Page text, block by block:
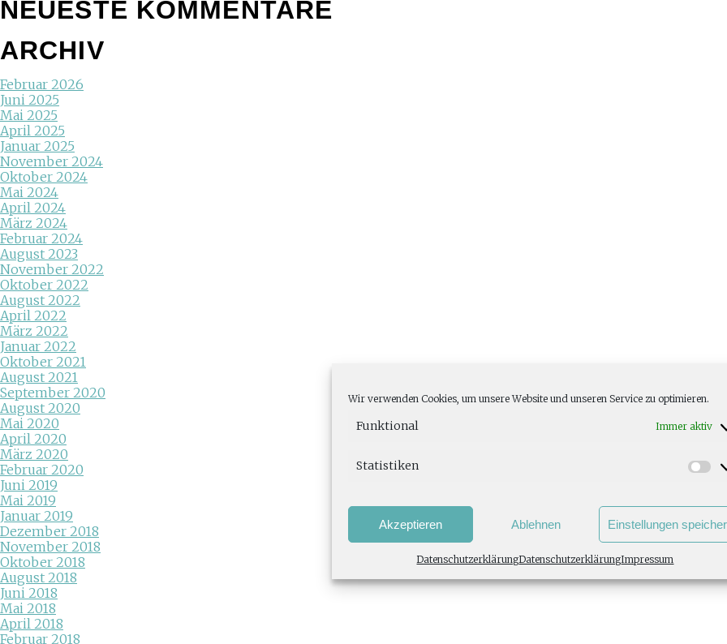
Wir verwenden Cookies, um unsere Website und unseren Service zu optimieren.
Funktional Immer aktiv
Statistiken
Akzeptieren Ablehnen Einstellungen
DatenschutzerklärungDatenschutzerklärungImpressum
NEUESTE KOMMENTARE
ARCHIV
Februar 2026
Juni 2025
Mai 2025
April 2025
Januar 2025
November 2024
Oktober 2024
Mai 2024
April 2024
März 2024
Februar 2024
August 2023
November 2022
Oktober 2022
August 2022
April 2022
März 2022
Januar 2022
Oktober 2021
August 2021
September 2020
August 2020
Mai 2020
April 2020
März 2020
Februar 2020
Juni 2019
Mai 2019
Januar 2019
Dezember 2018
November 2018
Oktober 2018
August 2018
Juni 2018
Mai 2018
April 2018
Februar 2018